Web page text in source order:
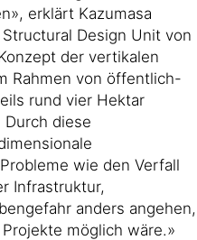
erklärt Kazumasa
Design Unit von
der vertikalen
Rahmen von öffentlich-
rund vier Hektar
Durch diese
wie den Verfall
Infrastruktur,
anders angehen,
möglich wäre.»